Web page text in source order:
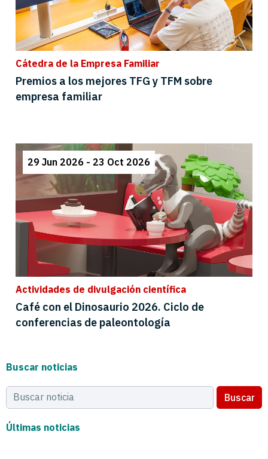
Cátedra de la Empresa Familiar
Premios a los mejores TFG y TFM sobre
empresa familiar
29 Jun 2026 - 23 Oct 2026
Actividades de divulgación científica
Café con el Dinosaurio 2026. Ciclo de
conferencias de paleontología
Buscar noticias
Buscar
Últimas noticias